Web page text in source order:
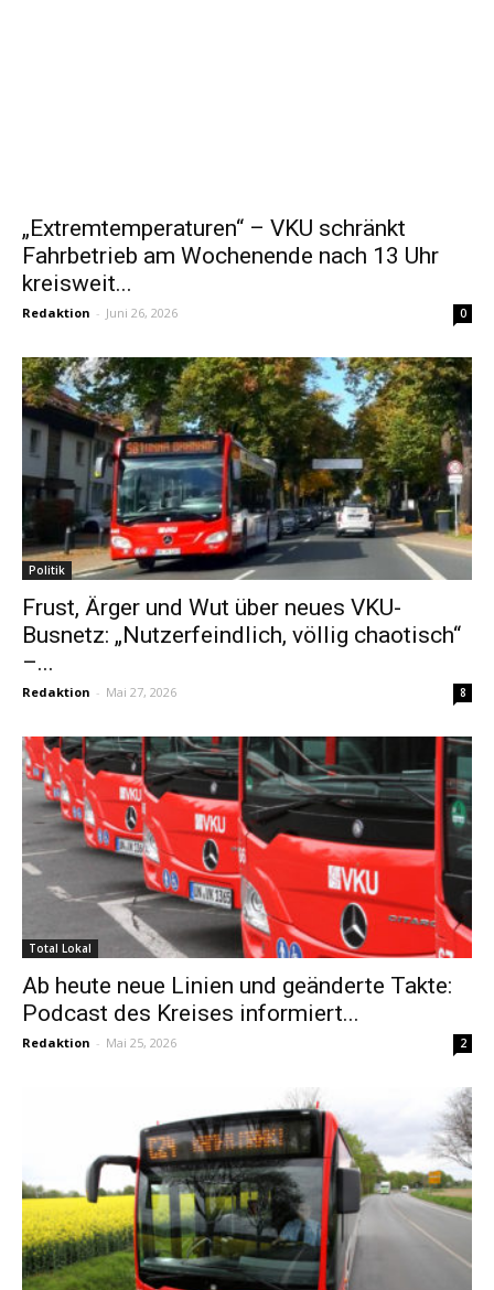
„Extremtemperaturen“ – VKU schränkt
Fahrbetrieb am Wochenende nach 13 Uhr
kreisweit...
Redaktion - Juni 26, 2026 0
Politik
Frust, Ärger und Wut über neues VKU-
Busnetz: „Nutzerfeindlich, völlig chaotisch“
–...
Redaktion - Mai 27, 2026 8
Total Lokal
Ab heute neue Linien und geänderte Takte:
Podcast des Kreises informiert...
Redaktion - Mai 25, 2026 2